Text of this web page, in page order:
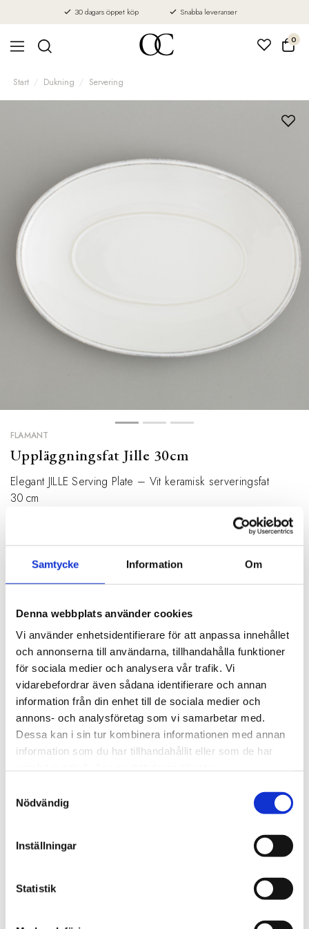
Samtycke Information Om
Denna webbplats använder cookies
Vi använder enhetsidentifierare för att anpassa innehållet
och annonserna till användarna, tillhandahålla funktioner
för sociala medier och analysera vår trafik. Vi
vidarebefordrar även sådana identifierare och annan
information från din enhet till de sociala medier och
annons- och analysföretag som vi samarbetar med.
Dessa kan i sin tur kombinera informationen med annan
information som du har tillhandahållit eller som de har
Nödvändig
Inställningar
Statistik
30 dagars öppet köp Snabba leveranser
0
Start Dukning Servering
FLAMANT
Uppläggningsfat Jille 30cm
Elegant JILLE Serving Plate – Vit keramisk serveringsfat
30 cm
WEBB:
Finns i lager
BUTIK:
Finns i lager
BESKRIVNING
RECENSIONER
OM FLAMANT
PRODUKTBLAD
30 dagars öppet köp - gäller ej företagskunder eller beställningsvaror